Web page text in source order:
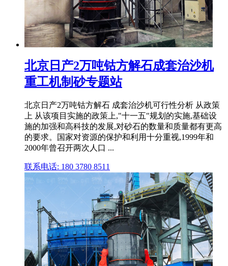
北京日产2万吨钴方解石成套治沙机
重工机制砂专题站
北京日产2万吨钴方解石 成套治沙机可行性分析 从政策
上 从该项目实施的政策上,"十一五"规划的实施,基础设
施的加强和高科技的发展,对砂石的数量和质量都有更高
的要求。国家对资源的保护和利用十分重视,1999年和
2000年曾召开两次人口 ...
联系电话: 180 3780 8511